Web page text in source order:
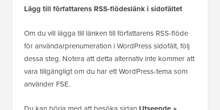
Lägg till författarens RSS-flödeslänk i sidofältet
Om du vill lägga till länken till författarens RSS-flöde
för användarprenumeration i WordPress sidofält, följ
dessa steg. Notera att detta alternativ inte kommer att
vara tillgängligt om du har ett WordPress-tema som
använder FSE.